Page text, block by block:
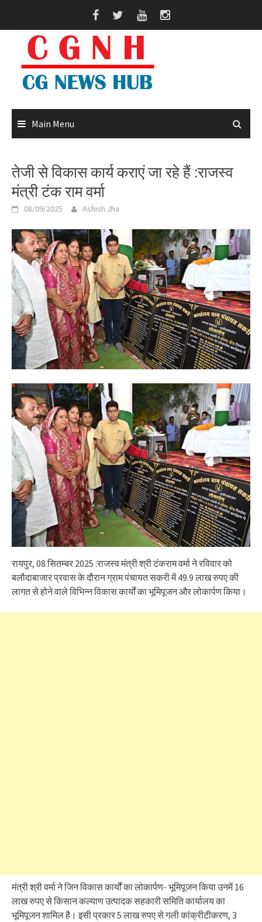
content
Main Menu
तेजी से विकास कार्य कराएं जा रहे हैं :राजस्व
मंत्री टंक राम वर्मा
08/09/2025 Ashish Jha
रायपुर, 08 सितम्बर 2025 :राजस्व मंत्री श्री टंकराम वर्मा ने रविवार को
बलौदाबाजार प्रवास के दौरान ग्राम पंचायत सकरी में 49.9 लाख रुपए की
लागत से होने वाले विभिन्न विकास कार्यों का भूमिपूजन और लोकार्पण किया।
मंत्री श्री वर्मा ने जिन विकास कार्यों का लोकार्पण- भूमिपूजन किया उनमें 16
लाख रुपए से किसान कल्याण उत्पादक सहकारी समिति कार्यालय का
भूमिपूजन शामिल है। इसी प्रकार 5 लाख रुपए से गली कांक्रीटीकरण, 3